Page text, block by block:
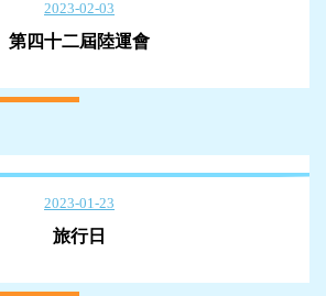
2023-02-03
第四十二屆陸運會
2023-01-23
旅行日